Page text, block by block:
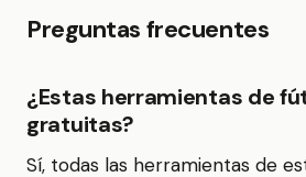
Preguntas frecuentes
¿Estas herramientas de
gratuitas?
Sí, todas las herramientas de